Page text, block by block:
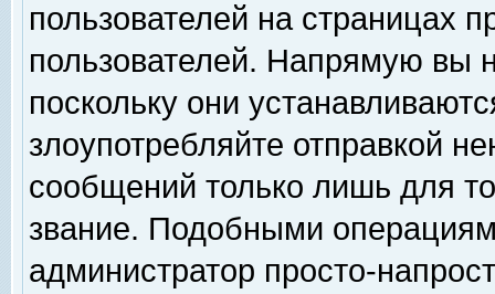
пользователей на страницах
пользователей. Напрямую вы
поскольку они
злоупотребляйте отправкой
сообщений только лишь для
звание. Подобными
администратор просто-